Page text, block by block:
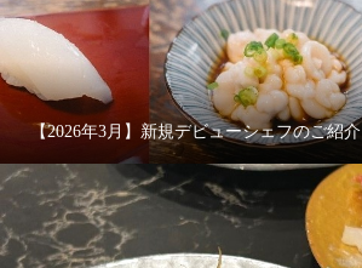
【2026年3月】新規デビューシェフのご紹介